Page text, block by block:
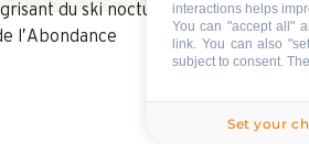
du ski nocturne les mardis sur la
l’Abondance
interactions helps
You can "accept all"
link. You can also
subject to consent.
Set your